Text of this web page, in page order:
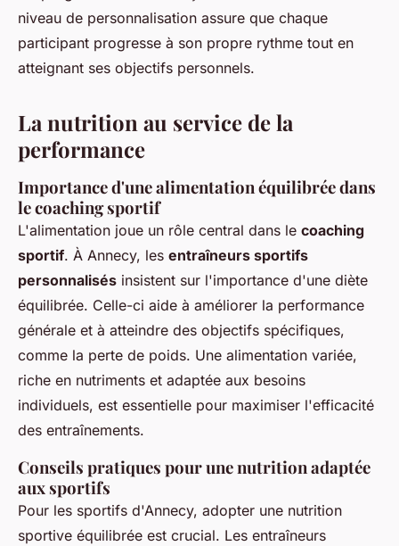
niveau de personnalisation assure que chaque
participant progresse à son propre rythme tout en
atteignant ses objectifs personnels.
La nutrition au service de la
performance
Importance d'une alimentation équilibrée dans
le coaching sportif
L'alimentation joue un rôle central dans le coaching
sportif. À Annecy, les entraîneurs sportifs
personnalisés insistent sur l'importance d'une diète
équilibrée. Celle-ci aide à améliorer la performance
générale et à atteindre des objectifs spécifiques,
comme la perte de poids. Une alimentation variée,
riche en nutriments et adaptée aux besoins
individuels, est essentielle pour maximiser l'efficacité
des entraînements.
Conseils pratiques pour une nutrition adaptée
aux sportifs
Pour les sportifs d'Annecy, adopter une nutrition
sportive équilibrée est crucial. Les entraîneurs